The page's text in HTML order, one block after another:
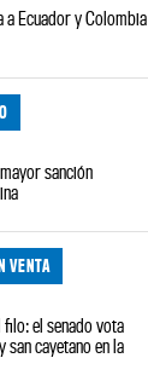
a Ecuador y Colombia
sanción
VENTA
el senado vota
san cayetano en la